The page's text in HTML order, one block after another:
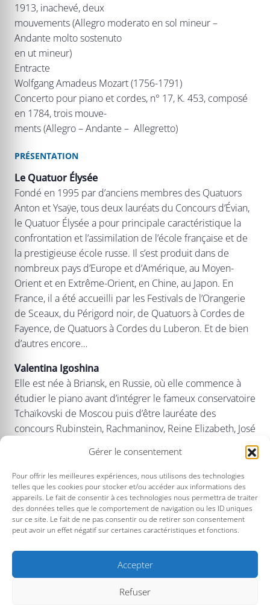
Gérer le consentement
Pour offrir les meilleures expériences, nous utilisons des technologies
telles que les cookies pour stocker et/ou accéder aux informations des
appareils. Le fait de consentir à ces technologies nous permettra de traiter
des données telles que le comportement de navigation ou les ID uniques
sur ce site. Le fait de ne pas consentir ou de retirer son consentement
peut avoir un effet négatif sur certaines caractéristiques et fonctions.
Accepter
Refuser
1913, inachevé, deux
mouvements (Allegro moderato en sol mineur –
Andante molto sostenuto
en ut mineur)
Entracte
Wolfgang Amadeus Mozart (1756-1791)
Concerto pour piano et cordes, n° 17, K. 453, composé
en 1784, trois mouve-
ments (Allegro – Andante – Allegretto)
PRÉSENTATION
Le Quatuor Élysée
Fondé en 1995 par d’anciens membres des Quatuors
Anton et Ysaÿe, tous deux lauréats du Concours d’Évian,
le Quatuor Élysée a pour principale caractéristique la
confrontation et l’assimilation de l’école française et de
la prestigieuse école russe. Il s’est produit dans de
nombreux pays d’Europe et d’Amérique, au Moyen-
Orient et en Extrême-Orient, en Chine, au Japon. En
France, il a été accueilli par les Festivals de l’Orangerie
de Sceaux, du Périgord noir, de Quatuors à Cordes de
Fayence, de Quatuors à Cordes du Luberon. Et de bien
d’autres encore…
Valentina Igoshina
Elle est née à Briansk, en Russie, où elle commence à
étudier le piano avant d’intégrer le fameux conservatoire
Tchaïkovski de Moscou puis d’être lauréate des
concours Rubinstein, Rachmaninov, Reine Elizabeth, José
d’Europe, de Russie et d’Amérique, et a participé aux
festivals les plus réputés aujourd’hui. Sans compter les
orchestres qui l’invitent pour interpréter concertos
russes et classiques européens… Après avoir enseigné
au Conservatoire Tchaïkovski, elle œuvre maintenant
pour le Conservatoire Maurice Ravel à Paris, donne de
nombreuses Master class tout en continuant son activité